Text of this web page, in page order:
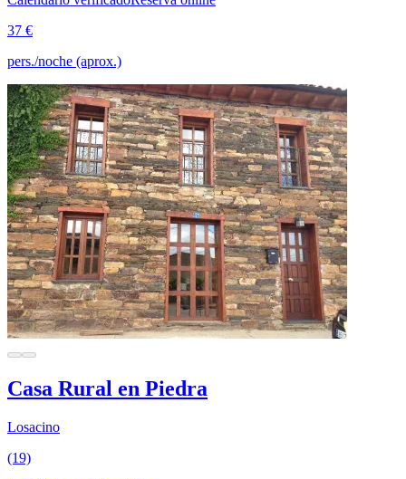
37 €
pers./noche (aprox.)
Casa Rural en Piedra
Losacino
(19)